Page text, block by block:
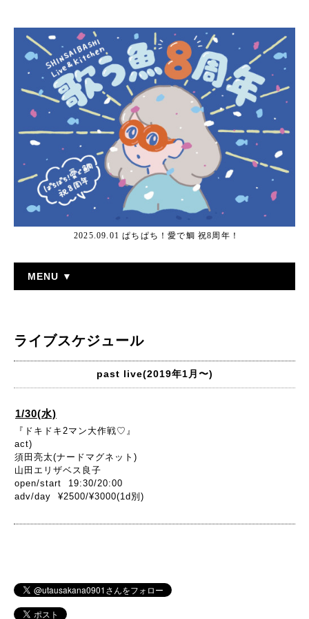
2025.09.01 ぱちぱち！愛で鯛 祝8周年！
MENU ▼
ライブスケジュール
past live(2019年1月〜)
1/30(水)
『ドキドキ2マン大作戦♡』
act)
須田亮太(ナードマグネット)
山田エリザベス良子
open/start 19:30/20:00
adv/day ¥2500/¥3000(1d別)